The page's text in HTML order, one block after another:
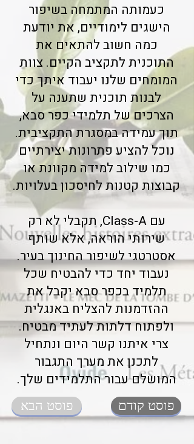
כעמותה המתמחה בשיפור
הישגים לימודיים, את יודעת
כמה חשוב להתאים את
התוכנית לתקציב הקיים. צוות
המומחים שלנו יעבוד איתך כדי
לבנות תוכנית שתענה על
הצרכים של תלמידי כפר סבא,
תוך עמידה במסגרת התקציבית.
נוכל להציע פתרונות יצירתיים
כמו שילוב למידה מקוונת או
קבוצות קטנות לחיסכון בעלויות.
עם Class-A, תקבלי לא רק
שירותי הוראה, אלא שותף
אסטרטגי לשיפור החינוך בעיר.
נעבוד יחד כדי להבטיח שכל
תלמיד בכפר סבא יקבל את
ההזדמנות להצליח באנגלית
ולפתוח דלתות לעתיד מבטיח.
צרי איתנו קשר היום ונתחיל
לתכנן את מערך התגבור
המושלם עבור התלמידים שלך.
פוסט הבא פוסט קודם